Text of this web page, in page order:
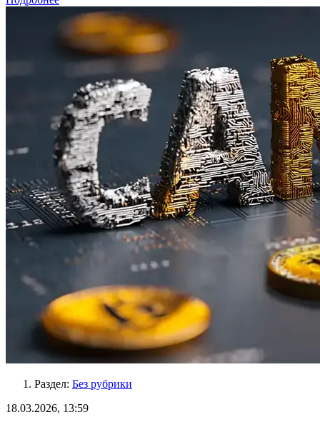
Раздел: Без рубрики
18.03.2026, 13:59